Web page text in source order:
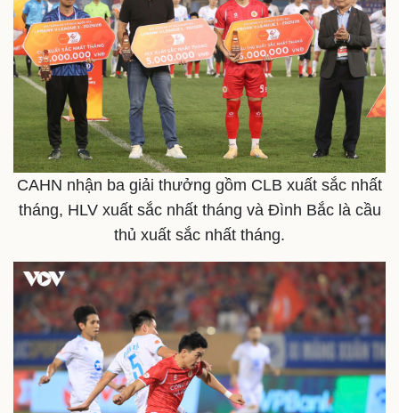
CAHN nhận ba giải thưởng gồm CLB xuất sắc nhất
tháng, HLV xuất sắc nhất tháng và Đình Bắc là cầu
thủ xuất sắc nhất tháng.